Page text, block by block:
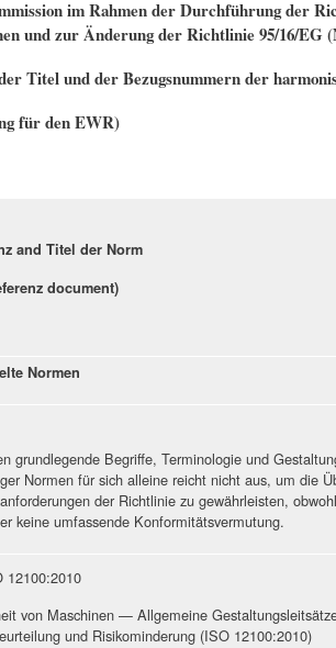
im Rahmen der Durchführung der
und zur Änderung der Richtlinie 95/16/EG
Titel und der Bezugsnummern der
für den EWR)
and Titel der Norm
document)
Normen
grundlegende Begriffe, Terminologie und
Normen für sich alleine reicht nicht aus, um die
der Richtlinie zu gewährleisten,
keine umfassende Konformitätsvermutung.
12100:2010
von Maschinen — Allgemeine
und Risikominderung (ISO 12100:2010)